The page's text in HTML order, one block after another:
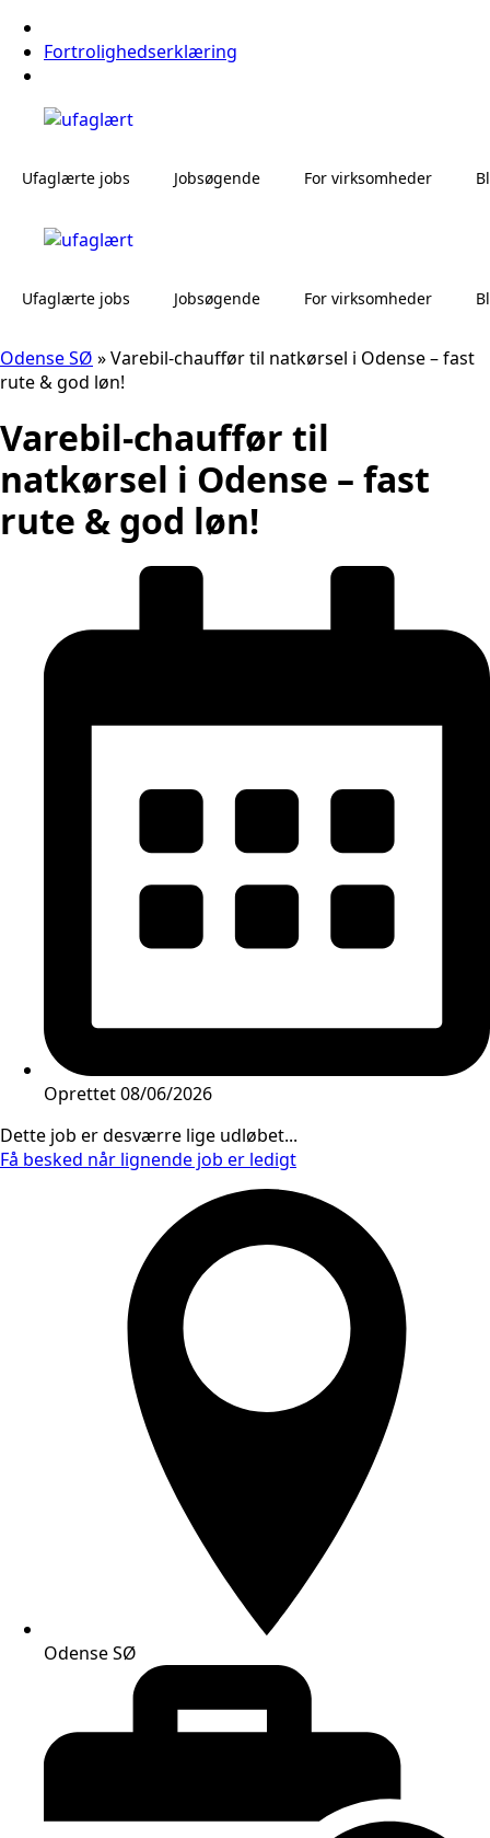
Fortrolighedserklæring
Ufaglærte jobs Jobsøgende For virksomheder
Ufaglærte jobs Jobsøgende For virksomheder
Odense SØ »Varebil-chauffør til natkørsel i Odense – fast
rute & god løn!
Varebil-chauffør til
natkørsel i Odense – fast
rute & god løn!
Oprettet08/06/2026
Dette job er desværre lige udløbet...
Få besked når lignende job er ledigt
Odense SØ